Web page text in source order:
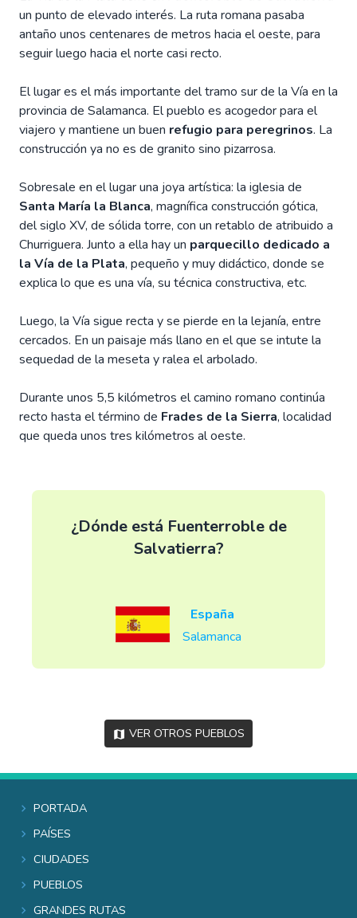
un punto de elevado interés. La ruta romana pasaba
antaño unos centenares de metros hacia el oeste, para
seguir luego hacia el norte casi recto.
El lugar es el más importante del tramo sur de la Vía en la
provincia de Salamanca. El pueblo es acogedor para el
viajero y mantiene un buen refugio para peregrinos. La
construcción ya no es de granito sino pizarrosa.
Sobresale en el lugar una joya artística: la iglesia de
Santa María la Blanca, magnífica construcción gótica,
del siglo XV, de sólida torre, con un retablo de atribuido a
Churriguera. Junto a ella hay un parquecillo dedicado a
la Vía de la Plata, pequeño y muy didáctico, donde se
explica lo que es una vía, su técnica constructiva, etc.
Luego, la Vía sigue recta y se pierde en la lejanía, entre
cercados. En un paisaje más llano en el que se intute la
sequedad de la meseta y ralea el arbolado.
Durante unos 5,5 kilómetros el camino romano continúa
recto hasta el término de Frades de la Sierra, localidad
que queda unos tres kilómetros al oeste.
¿Dónde está Fuenterroble de
Salvatierra?
España
Salamanca
Ver otros pueblos
Portada
Países
Ciudades
Pueblos
Grandes rutas